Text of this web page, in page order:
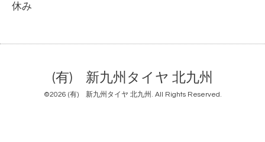
休み
(有) 新九州タイヤ 北九州
©2026 (有) 新九州タイヤ 北九州 . All Rights Reserved.